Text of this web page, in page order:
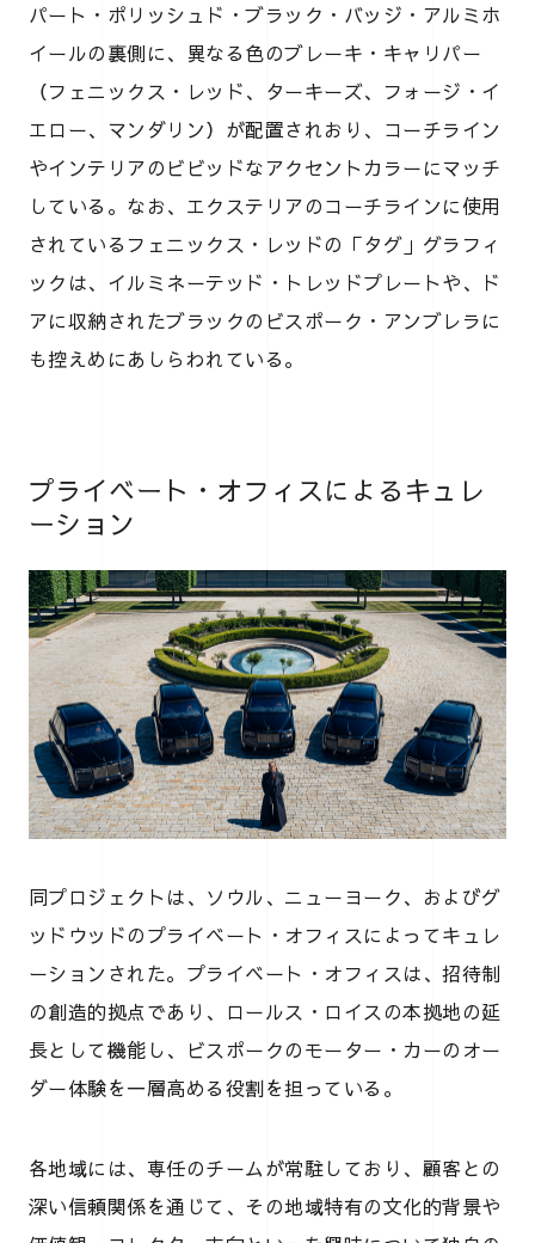
パート・ポリッシュド・ブラック・バッジ・アルミホ
イールの裏側に、異なる色のブレーキ・キャリパー
（フェニックス・レッド、ターキーズ、フォージ・イ
エロー、マンダリン）が配置されおり、コーチライン
やインテリアのビビッドなアクセントカラーにマッチ
している。なお、エクステリアのコーチラインに使用
されているフェニックス・レッドの「タグ」グラフィ
ックは、イルミネーテッド・トレッドプレートや、ド
アに収納されたブラックのビスポーク・アンブレラに
も控えめにあしらわれている。
プライベート・オフィスによるキュレ
ーション
同プロジェクトは、ソウル、ニューヨーク、およびグ
ッドウッドのプライベート・オフィスによってキュレ
ーションされた。プライベート・オフィスは、招待制
の創造的拠点であり、ロールス・ロイスの本拠地の延
長として機能し、ビスポークのモーター・カーのオー
ダー体験を一層高める役割を担っている。
各地域には、専任のチームが常駐しており、顧客との
深い信頼関係を通じて、その地域特有の文化的背景や